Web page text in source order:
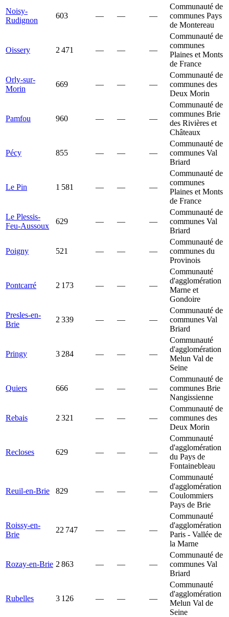
Noisy-
Rudignon
603 — — —
Communauté de
communes Pays
de Montereau
Oissery 2 471 — — —
Communauté de
communes
Plaines et Monts
de France
Orly-sur-
Morin
669 — — —
Communauté de
communes des
Deux Morin
Pamfou 960 — — —
Communauté de
communes Brie
des Rivières et
Châteaux
Pécy 855 — — —
Communauté de
communes Val
Briard
Le Pin 1 581 — — —
Communauté de
communes
Plaines et Monts
de France
Le Plessis-
Feu-Aussoux
629 — — —
Communauté de
communes Val
Briard
Poigny 521 — — —
Communauté de
communes du
Provinois
Pontcarré 2 173 — — —
Communauté
d'agglomération
Marne et
Gondoire
Presles-en-
Brie
2 339 — — —
Communauté de
communes Val
Briard
Pringy 3 284 — — —
Communauté
d'agglomération
Melun Val de
Seine
Quiers 666 — — —
Communauté de
communes Brie
Nangissienne
Rebais 2 321 — — —
Communauté de
communes des
Deux Morin
Recloses 629 — — —
Communauté
d'agglomération
du Pays de
Fontainebleau
Reuil-en-Brie 829 — — —
Communauté
d'agglomération
Coulommiers
Pays de Brie
Roissy-en-
Brie
22 747 — — —
Communauté
d'agglomération
Paris - Vallée de
la Marne
Rozay-en-Brie 2 863 — — —
Communauté de
communes Val
Briard
Rubelles 3 126 — — —
Communauté
d'agglomération
Melun Val de
Seine